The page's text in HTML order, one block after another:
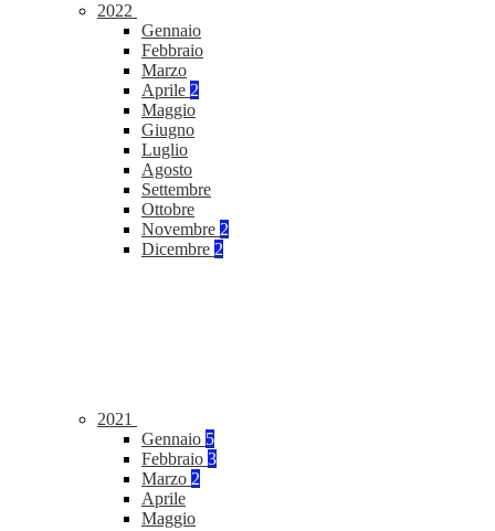
2022
Gennaio
Febbraio
Marzo
Aprile 2
Maggio
Giugno
Luglio
Agosto
Settembre
Ottobre
Novembre 2
Dicembre 2
2021
Gennaio 5
Febbraio 3
Marzo 2
Aprile
Maggio